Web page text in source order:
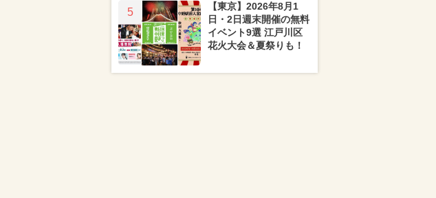
5
【東京】2026年8月1
日・2日週末開催の無料
イベント9選 江戸川区
花火大会＆夏祭りも！